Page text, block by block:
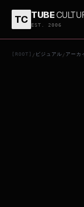
TC TUBE
EST. 2006
[ROOT] / ビジュアル / アーカ
君と僕の5分